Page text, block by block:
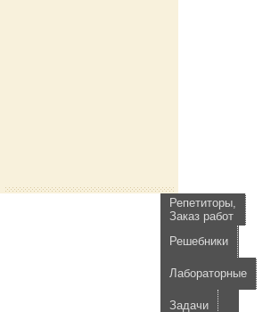
Репетиторы,
Заказ работ
Решебники
Лабораторные
Задачи